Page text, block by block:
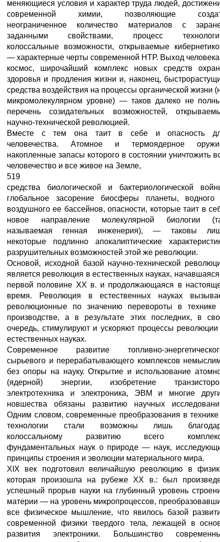
меняющиеся условия и характер труда людей,
современной химии, позволяющие
неограниченное количество материалов с
заданными свойствами, процесс
колоссальные возможности, открываемые
— характерные черты современной НТР. Выход
космос, широчайший комплекс новых средств
здоровья и продления жизни и, наконец,
средства воздействия на процессы органической жизни
микромолекулярном уровне) — таков далеко не
перечень созидательных возможностей,
научно-технической революцией.
Вместе с тем она таит в себе и опасность
человечества. Атомное и термоядерное
накопленные запасы которого в состоянии уничтожить
человечество и все живое на Земле,
519
средства биологической и бактериологической
глобальное засорение биосферы планеты, водного
воздушного ее бассейнов, опасности, которые таит в
новое направление молекулярной биологии
называемая генная инженерия), — таковы
некоторые подлинно апокалиптические
разрушительных возможностей этой же революции.
Основой, исходной базой научно-технической
является революция в естественных науках,
первой половине XX в. и продолжающаяся в
время. Революция в естественных науках
революционные по значению перевороты в технике
производстве, а в результате этих последних, в
очередь, стимулируют и ускоряют процессы
естественных науках.
Современное развитие топливно-
сырьевого и перерабатывающего комплексов
без опоры на науку. Открытие и использование
(ядерной) энергии, изобретение
электротехника и электроника, ЭВМ и многие
новшества обязаны развитию научных
Одним словом, современные преобразования в
технологии стали возможны лишь
колоссальному развитию всего
фундаментальных наук о природе — наук,
принципы строения и эволюции материального мира.
XIX век подготовил величайшую революцию в
которая произошла на рубеже XX в.: был
успешный прорыв науки на глубинный уровень
материи — на уровень микропроцессов,
все физическое мышление, что явилось базой
современной физики твердого тела, лежащей в
развития электроники. Большинство